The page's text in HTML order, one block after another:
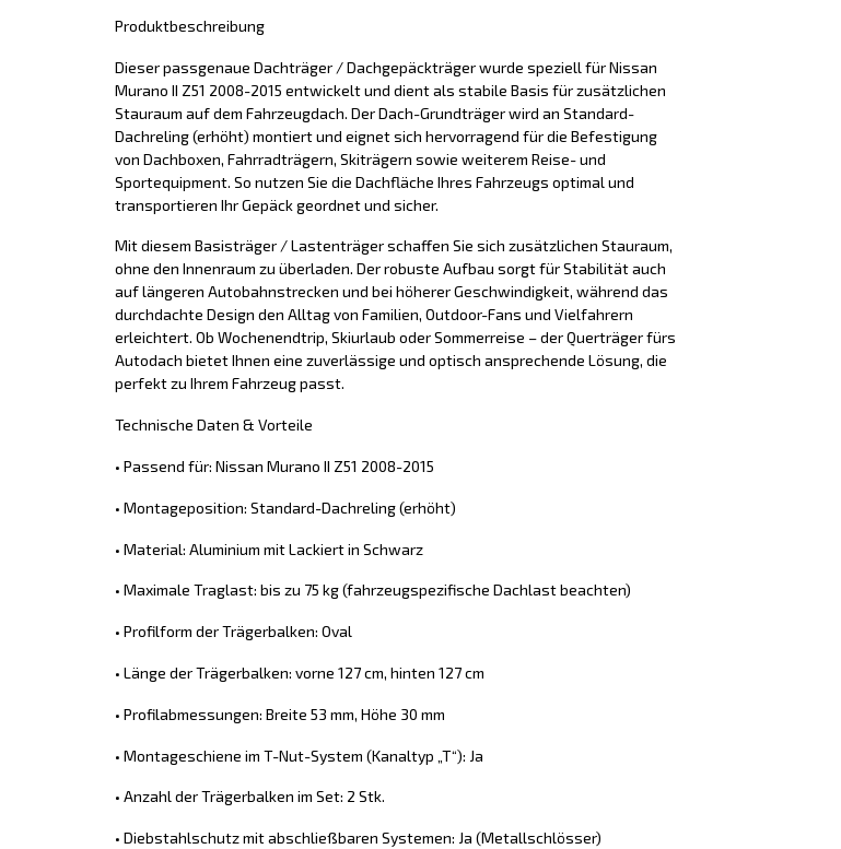
Produktbeschreibung
Dieser passgenaue Dachträger / Dachgepäckträger wurde speziell für Nissan
Murano II Z51 2008-2015 entwickelt und dient als stabile Basis für zusätzlichen
Stauraum auf dem Fahrzeugdach. Der Dach-Grundträger wird an Standard-
Dachreling (erhöht) montiert und eignet sich hervorragend für die Befestigung
von Dachboxen, Fahrradträgern, Skiträgern sowie weiterem Reise- und
Sportequipment. So nutzen Sie die Dachfläche Ihres Fahrzeugs optimal und
transportieren Ihr Gepäck geordnet und sicher.
Mit diesem Basisträger / Lastenträger schaffen Sie sich zusätzlichen Stauraum,
ohne den Innenraum zu überladen. Der robuste Aufbau sorgt für Stabilität auch
auf längeren Autobahnstrecken und bei höherer Geschwindigkeit, während das
durchdachte Design den Alltag von Familien, Outdoor-Fans und Vielfahrern
erleichtert. Ob Wochenendtrip, Skiurlaub oder Sommerreise – der Querträger fürs
Autodach bietet Ihnen eine zuverlässige und optisch ansprechende Lösung, die
perfekt zu Ihrem Fahrzeug passt.
Technische Daten & Vorteile
• Passend für: Nissan Murano II Z51 2008-2015
• Montageposition: Standard-Dachreling (erhöht)
• Material: Aluminium mit Lackiert in Schwarz
• Maximale Traglast: bis zu 75 kg (fahrzeugspezifische Dachlast beachten)
• Profilform der Trägerbalken: Oval
• Länge der Trägerbalken: vorne 127 cm, hinten 127 cm
• Profilabmessungen: Breite 53 mm, Höhe 30 mm
• Montageschiene im T-Nut-System (Kanaltyp „T“): Ja
• Anzahl der Trägerbalken im Set: 2 Stk.
• Diebstahlschutz mit abschließbaren Systemen: Ja (Metallschlösser)